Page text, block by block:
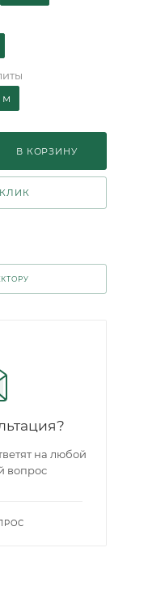
м
В КОРЗИНУ
КЛИК
на любой
вопрос